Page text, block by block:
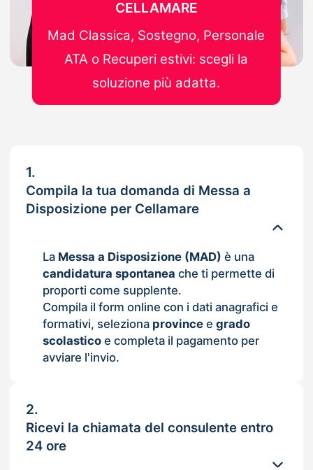
1.
Compila la tua domanda di Messa a
Disposizione per Cellamare
La Messa a Disposizione (MAD) è una
candidatura spontanea che ti permette di
proporti come supplente.
Compila il form online con i dati anagrafici e
formativi, seleziona provincee grado
scolasticoe completa il pagamento per
avviare l'invio.
2.
Ricevi la chiamata del consulente entro
24 ore
CELLAMARE
Mad Classica, Sostegno, Personale
ATA o Recuperi estivi: scegli la
soluzione più adatta.